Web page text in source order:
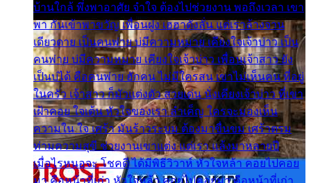
บ้านใกล้ พึ่งพาอาศัย จำใจ ต้องไปช่วยงาน พอถึงเวลา เขา
พา กันเข้าพาขวัญ เพื่อนฝูง เฮฮาดังลั่น แต่เราล้างจาน
เดียวดาย เป็นคนพ่าย บ่มีความหมาย เคียงใจเจ้าบ่าว เป็น
คนพ่าย บ่มีความหมาย เคียงใจเจ้าบ่าว เพื่อนเจ้าสาว ยัง
เป็นบ่ได้ คือคนพ่าย ฮักคน ไม่มีใครสน เขาไม่เห็นคน ที่อยู่
ในครัว เจ้าสาว ก็มัวแต่งตัว สวยเด่น นั่งเคียงเจ้าบ่าว ที่เขา
เฝ้าคอย ใจเต้น หัวใจของเรา ลำเค็ญ ใครจะมองเห็น
ความใน ใจ เศร้า มันร้าวระบม ต้องมาขื่นขม เศร้าตรม
ท่ามความสุขี ช่วยงานเขาแต่ง แต่เรา แล้งมาหลายปี
เมื่อไรหนอจะ โชคดี ได้มีพิธีวิวาห์ หัวใจหล้า คอยไปคอย
มา คือหน้าที่เก่า หัวใจหล้า คอยไปคอยมา คือหน้าที่เก่า